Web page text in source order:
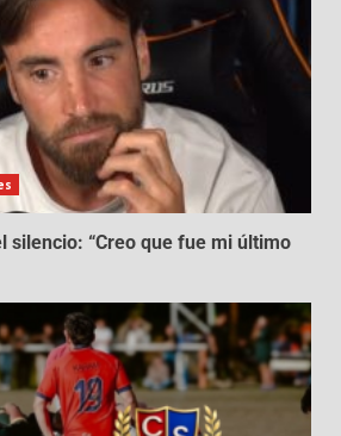
silencio: “Creo que fue mi último